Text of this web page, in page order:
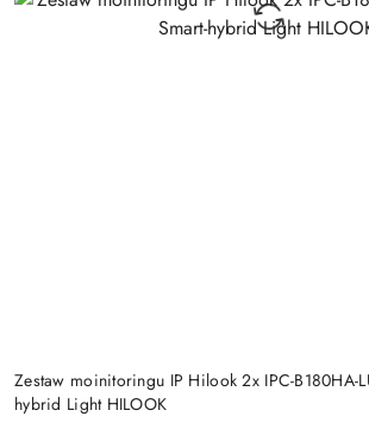
Zestaw moinitoringu IP Hilook 2x IPC-B180HA-
hybrid Light HILOOK